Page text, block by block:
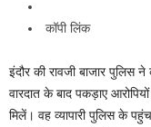
कॉपी लिंक
इंदौर की रावजी बाजार पुलिस
वारदात के बाद पकड़ाए
मिलें। वह व्यापारी पुलिस के